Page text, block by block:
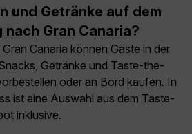
und Getränke auf dem
Gran Canaria?
Canaria können Gäste in der
Getränke und Taste-the-
oder an Bord kaufen. In
ist eine Auswahl aus dem Taste-
inklusive.